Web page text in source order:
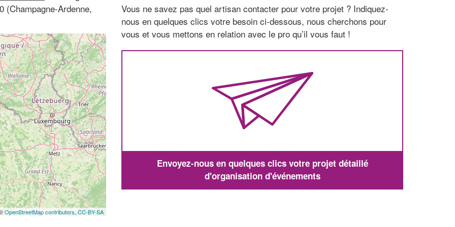
(Champagne-Ardenne,
OpenStreetMap contributors,CC-BY-SA
Vous ne savez pas quel artisan contacter pour votre projet ? Indiquez-
nous en quelques clics votre besoin ci-dessous, nous cherchons pour
vous et vous mettons en relation avec le pro qu’il vous faut !
Envoyez-nous en quelques clics votre projet détaillé
d'organisation d'événements